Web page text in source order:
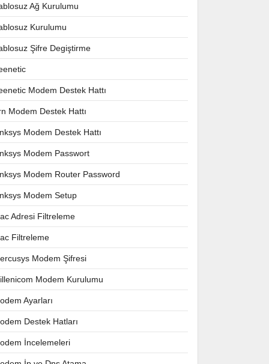
Ağ Kurulumu
Kurulumu
Şifre Degiştirme
Modem Destek Hattı
Modem Destek Hattı
Modem Destek Hattı
Modem Passwort
Modem Router Password
Modem Setup
Adresi Filtreleme
Filtreleme
Modem Şifresi
Modem Kurulumu
Ayarları
Destek Hatları
İncelemeleri